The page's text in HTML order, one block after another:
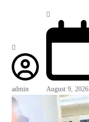
admin August 9, 2026